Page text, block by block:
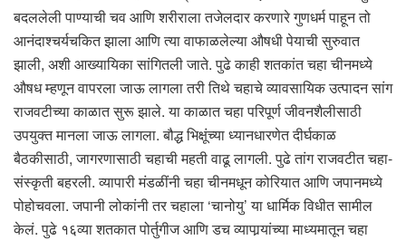
बदललेली पाण्याची चव आणि शरीराला तजेलदार करणारे गुणधर्म पाहून तो
आनंदाश्चर्यचकित झाला आणि त्या वाफाळलेल्या औषधी पेयाची सुरुवात
झाली, अशी आख्यायिका सांगितली जाते. पुढे काही शतकांत चहा चीनमध्ये
औषध म्हणून वापरला जाऊ लागला तरी तिथे चहाचे व्यावसायिक उत्पादन सांग
राजवटीच्या काळात सुरू झाले. या काळात चहा परिपूर्ण जीवनशैलीसाठी
उपयुक्त मानला जाऊ लागला. बौद्ध भिक्षूंच्या ध्यानधारणेत दीर्घकाळ
बैठकीसाठी, जागरणासाठी चहाची महती वाढू लागली. पुढे तांग राजवटीत चहा-
संस्कृती बहरली. व्यापारी मंडळींनी चहा चीनमधून कोरियात आणि जपानमध्ये
पोहोचवला. जपानी लोकांनी तर चहाला ‘चानोयु’ या धार्मिक विधीत सामील
केलं. पुढे १६व्या शतकात पोर्तुगीज आणि डच व्यापार्‍यांच्या माध्यमातून चहा